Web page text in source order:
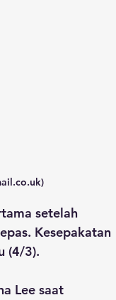
setelah
Kesepakatan
(4/3).
Lee saat